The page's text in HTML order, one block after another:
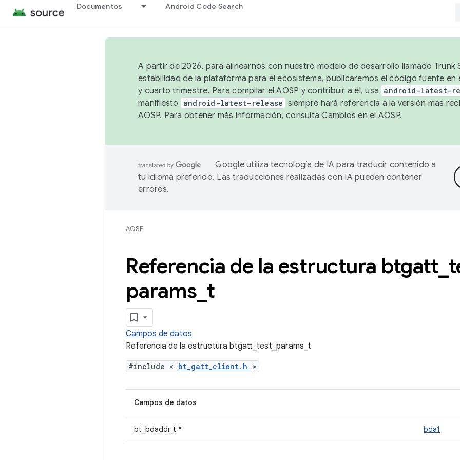
Documentos Android Code Search
A partir de 2026, para alinearnos con nuestro modelo de desarrollo llamado Trunk
estabilidad de la plataforma para el ecosistema, publicaremos el código fuente en
y cuarto trimestre. Para compilar el AOSP y contribuir a él, usa android-latest-
manifiesto
android-latest-release siempre hará referencia a la versión más
AOSP. Para obtener más información, consultaCambios en el AOSP.
Google utiliza tecnología de IA para traducir contenido a
tu idioma preferido. Las traducciones realizadas con IA pueden contener
errores.
AOSP
Referencia de la estructura btgatt
params t
Campos de datos
Referencia de la estructura btgatt_test_params_t
#include < bt_gatt_client.h >
Campos de datos
bt_bdaddr_t * bda1